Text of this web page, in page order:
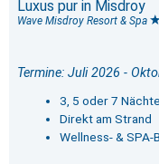
Luxus pur in Misdroy
Wave Misdroy Resort & Spa
Termine: Juli 2026 -
3, 5 oder 7
Direkt am Strand
Wellness- &